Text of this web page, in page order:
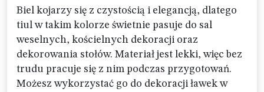
Biel kojarzy się z czystością i elegancją, dlatego
tiul w takim kolorze świetnie pasuje do sal
weselnych, kościelnych dekoracji oraz
dekorowania stołów. Materiał jest lekki, więc bez
trudu pracuje się z nim podczas przygotowań.
Możesz wykorzystać go do dekoracji ławek w